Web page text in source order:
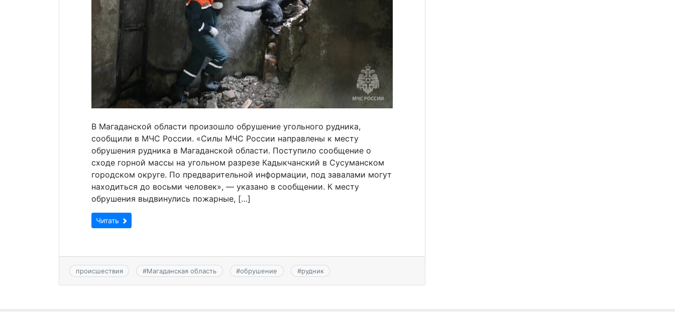
В Магаданской области произошло обрушение угольного рудника,
сообщили в МЧС России. «Силы МЧС России направлены к месту
обрушения рудника в Магаданской области. Поступило сообщение о
сходе горной массы на угольном разрезе Кадыкчанский в Сусуманском
городском округе. По предварительной информации, под завалами могут
находиться до восьми человек», — указано в сообщении. К месту
обрушения выдвинулись пожарные, […]
Читать
происшествия #Магаданская область #обрушение #рудник